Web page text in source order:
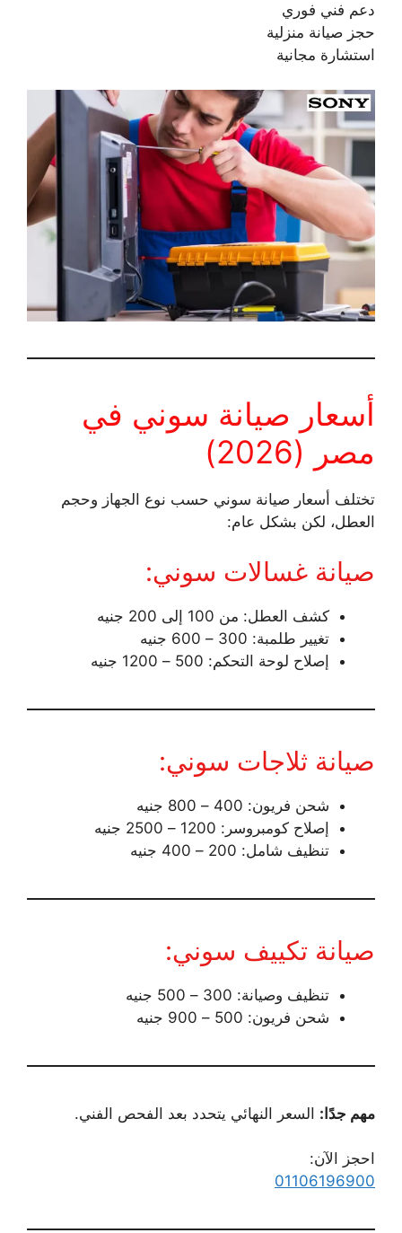
دعم فني فوري
حجز صيانة منزلية
استشارة مجانية
أسعار صيانة سوني في
مصر (2026)
تختلف أسعار صيانة سوني حسب نوع الجهاز وحجم
العطل، لكن بشكل عام:
صيانة غسالات سوني:
كشف العطل: من 100 إلى 200 جنيه
تغيير طلمبة: 300 – 600 جنيه
إصلاح لوحة التحكم: 500 – 1200 جنيه
صيانة ثلاجات سوني:
شحن فريون: 400 – 800 جنيه
إصلاح كومبروسر: 1200 – 2500 جنيه
تنظيف شامل: 200 – 400 جنيه
صيانة تكييف سوني:
تنظيف وصيانة: 300 – 500 جنيه
شحن فريون: 500 – 900 جنيه
مهم جدًا: السعر النهائي يتحدد بعد الفحص الفني.
احجز الآن:
01106196900